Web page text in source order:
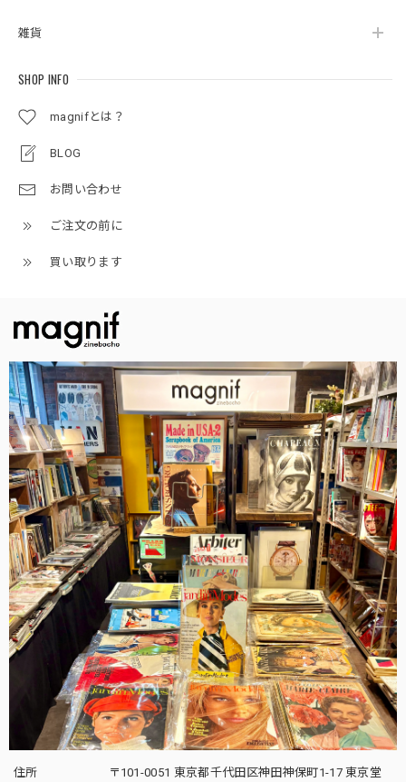
雑貨
SHOP INFO
magnifとは？
BLOG
お問い合わせ
ご注文の前に
買い取ります
住所
〒101-0051 東京都千代田区神田神保町1-17 東京堂